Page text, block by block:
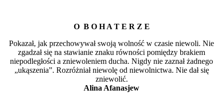
O B O H A T E R Z E
Pokazał, jak przechowywał swoją wolność w czasie niewoli. Nie
zgadzał się na stawianie znaku równości pomiędzy brakiem
niepodległości a zniewoleniem ducha. Nigdy nie zaznał żadnego
„ukąszenia”. Rozróżniał niewolę od niewolnictwa. Nie dał się
zniewolić.
Alina Afanasjew